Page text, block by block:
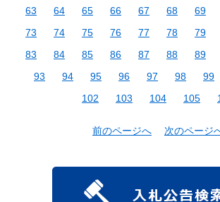
63
64 65 66 67 68 69
73
74 75 76 77 78 79
83
84 85 86 87 88 89
93
94 95 96 97 98 99
102
103 104 105
前のページへ 次のページ